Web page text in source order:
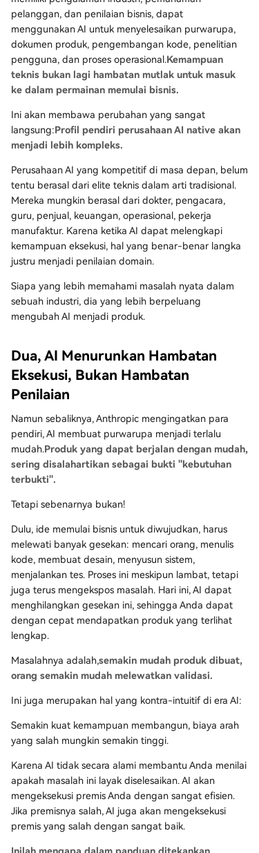
pelanggan, dan penilaian bisnis, dapat
menggunakan AI untuk menyelesaikan purwarupa,
dokumen produk, pengembangan kode, penelitian
pengguna, dan proses operasional.Kemampuan
teknis bukan lagi hambatan mutlak untuk masuk
ke dalam permainan memulai bisnis.
Ini akan membawa perubahan yang sangat
langsung:Profil pendiri perusahaan AI native akan
menjadi lebih kompleks.
Perusahaan AI yang kompetitif di masa depan, belum
tentu berasal dari elite teknis dalam arti tradisional.
Mereka mungkin berasal dari dokter, pengacara,
guru, penjual, keuangan, operasional, pekerja
manufaktur. Karena ketika AI dapat melengkapi
kemampuan eksekusi, hal yang benar-benar langka
justru menjadi penilaian domain.
Siapa yang lebih memahami masalah nyata dalam
sebuah industri, dia yang lebih berpeluang
mengubah AI menjadi produk.
Dua, AI Menurunkan Hambatan
Eksekusi, Bukan Hambatan
Penilaian
Namun sebaliknya, Anthropic mengingatkan para
pendiri, AI membuat purwarupa menjadi terlalu
mudah.Produk yang dapat berjalan dengan mudah,
sering disalahartikan sebagai bukti "kebutuhan
terbukti".
Tetapi sebenarnya bukan!
Dulu, ide memulai bisnis untuk diwujudkan, harus
melewati banyak gesekan: mencari orang, menulis
kode, membuat desain, menyusun sistem,
menjalankan tes. Proses ini meskipun lambat, tetapi
juga terus mengekspos masalah. Hari ini, AI dapat
menghilangkan gesekan ini, sehingga Anda dapat
dengan cepat mendapatkan produk yang terlihat
lengkap.
Masalahnya adalah,semakin mudah produk dibuat,
orang semakin mudah melewatkan validasi.
Ini juga merupakan hal yang kontra-intuitif di era AI:
Semakin kuat kemampuan membangun, biaya arah
yang salah mungkin semakin tinggi.
Karena AI tidak secara alami membantu Anda menilai
apakah masalah ini layak diselesaikan. AI akan
mengeksekusi premis Anda dengan sangat efisien.
Jika premisnya salah, AI juga akan mengeksekusi
premis yang salah dengan sangat baik.